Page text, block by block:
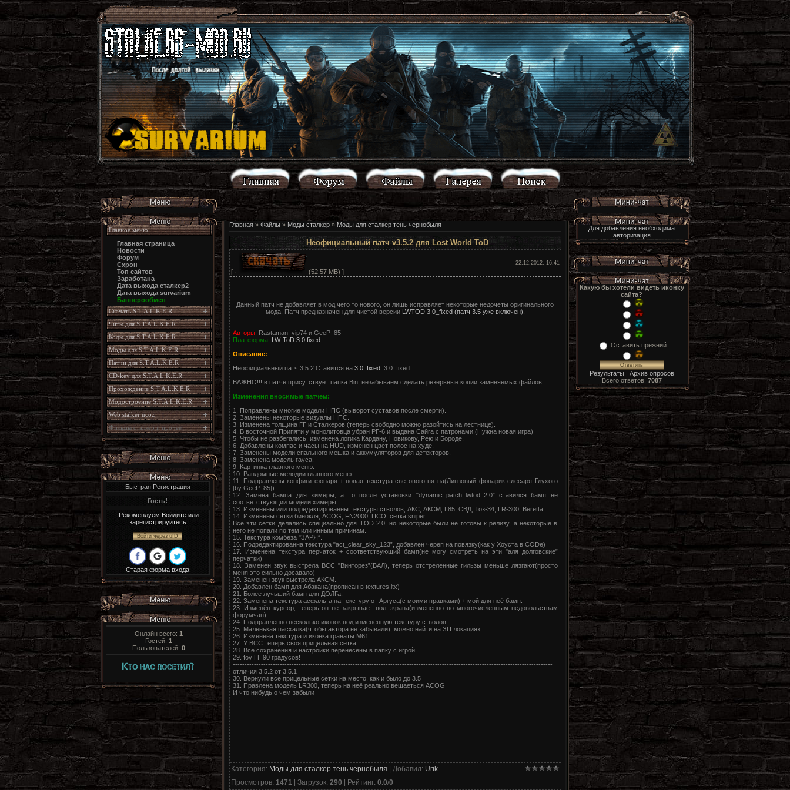
Главное меню
Главная страница
Новости
Форум
Схрон
Топ сайтов
Заработана
Дата выхода сталкер2
Дата выхода survarium
Баннерообмен
Скачать S.T.A.L.K.E.R
Читы для S.T.A.L.K.E.R
Коды для S.T.A.L.K.E.R
Моды для S.T.A.L.K.E.R
Патчи для S.T.A.L.K.E.R
CD-key для S.T.A.L.K.E.R
Прохождение S.T.A.L.K.E.R
Модостроение S.T.A.L.K.E.R
Web stalker ucoz
Фильмы сталкер и прочее
Быстрая Регистрация
Гость!
Рекомендуем:Войдите или
зарегистрируйтесь
Войти через uID
Старая форма входа
Онлайн всего: 1
Гостей: 1
Пользователей: 0
Главная» Файлы» Моды сталкер» Моды для сталкер тень чернобыля
Неофициальный патч v3.5.2 для Lost World ToD
[ · (52.57 MB) ]
22.12.2012, 16:41
Данный патч не добавляет в мод чего то нового, он лишь исправляет некоторые недочеты оригинального
мода. Патч предназначен для чистой версии LWTOD 3.0_fixed (патч 3.5 уже включен).
Авторы: Rastaman_vip74 и GeeP_85
Платформа: LW-ToD 3.0 fixed
Описание:
Неофициальный патч 3.5.2 Ставится на 3.0_fixed. 3.0_fixed.
ВАЖНО!!! в патче присутствует папка Bin, незабываем сделать резервные копии заменяемых файлов.
Изменения вносимые патчем:
1. Поправлены многие модели НПС (выворот суставов после смерти).
2. Заменены некоторые визуалы НПС.
3. Изменена толщина ГГ и Сталкеров (теперь свободно можно разойтись на лестнице).
4. В восточной Припяти у монолитовца убран РГ-6 и выдана Сайга с патронами.(Нужна новая игра)
5. Чтобы не разбегались, изменена логика Кардану, Новикову, Рею и Бороде.
6. Добавлены компас и часы на HUD, изменен цвет полос на худе.
7. Заменены модели спального мешка и аккумуляторов для детекторов.
8. Заменена модель гауса.
9. Картинка главного меню.
10. Рандомные мелодии главного меню.
11. Подправлены конфиги фонаря + новая текстура светового пятна(Линзовый фонарик слесаря Глухого
[by GeeP_85]).
12. Замена бампа для химеры, а то после установки "dynamic_patch_lwtod_2.0” ставился бамп не
соответствующий модели химеры.
13. Изменены или подредактированны текстуры стволов, АКС, АКСМ, L85, СВД, Тоз-34, LR-300, Beretta.
14. Изменены сетки бинокля, ACOG, FN2000, ПСО, сетка sniper.
Все эти сетки делались специально для TOD 2.0, но некоторые были не готовы к релизу, а некоторые в
него не попали по тем или инным причинам.
15. Текстура комбеза "ЗАРЯ”.
16. Подредактированна текстура "act_clear_sky_123”, добавлен череп на повязку(как у Хоуста в CODе)
17. Изменена текстура перчаток + соответствующий бамп(не могу смотреть на эти "аля долговские”
перчатки)
18. Заменен звук выстрела ВСС "Винторез”(ВАЛ), теперь отстреленные гильзы меньше лязгают(просто
меня это сильно досавало)
19. Заменен звук выстрела АКСМ.
20. Добавлен бамп для Абакана(прописан в textures.ltx)
21. Более лучьший бамп для ДОЛГа.
22. Заменена текстура асфальта на текстуру от Аргуса(с моими правками) + мой для неё бамп.
23. Изменён курсор, теперь он не закрывает пол экрана(измененно по многочисленным недовольствам
форумчан).
24. Подправленно несколько иконок под изменённую текстуру стволов.
25. Маленькая пасхалка(чтобы автора не забывали), можно найти на ЗП локациях.
26. Изменена текстура и иконка гранаты М61.
27. У ВСС теперь своя прицельная сетка
28. Все сохранения и настройки перенесены в папку с игрой.
29. fov ГГ 90 градусов!
----------------------------------------------------------------------------------------------------------------------------------------
отличия 3.5.2 от 3.5.1
30. Вернули все прицельные сетки на место, как и было до 3.5
31. Правлена модель LR300, теперь на неё реально вешаеться ACOG
И что нибудь о чем забыли
Категория: Моды для сталкер тень чернобыля | Добавил: Urik
Просмотров: 1471 | Загрузок: 290 | Рейтинг: 0.0/0
Для добавления необходима
авторизация
Какую бы хотели видеть иконку
сайта?
Оставить прежний
Результаты| Архив опросов
Всего ответов: 7087